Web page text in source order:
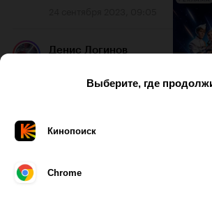
Денис Логинов
24 сентября 2023, 14:11
Артём Каличко
Отличное начало сериала,
24 сентября 2023, 14:16